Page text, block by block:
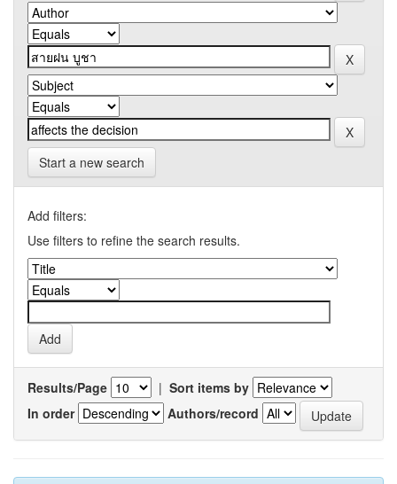
Start a new search
Add filters:
Use filters to refine the search results.
Results/Page | Sort items by
In order
Authors/record